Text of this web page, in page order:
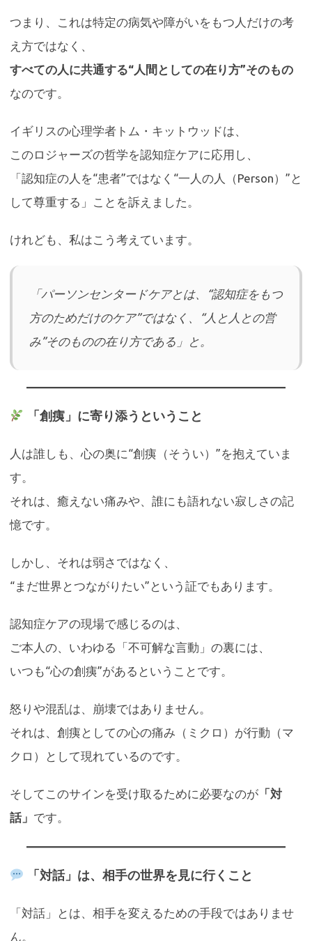
つまり、これは特定の病気や障がいをもつ人だけの考
え方ではなく、
すべての人に共通する“人間としての在り方”そのもの
なのです。
イギリスの心理学者トム・キットウッドは、
このロジャーズの哲学を認知症ケアに応用し、
「認知症の人を“患者”ではなく“一人の人（Person）”と
して尊重する」ことを訴えました。
けれども、私はこう考えています。
「パーソンセンタードケアとは、“認知症をもつ
方のためだけのケア”ではなく、“人と人との営
み”そのものの在り方である」と。
「創痍」に寄り添うということ
人は誰しも、心の奥に“創痍（そうい）”を抱えていま
す。
それは、癒えない痛みや、誰にも語れない寂しさの記
憶です。
しかし、それは弱さではなく、
“まだ世界とつながりたい”という証でもあります。
認知症ケアの現場で感じるのは、
ご本人の、いわゆる「不可解な言動」の裏には、
いつも“心の創痍”があるということです。
怒りや混乱は、崩壊ではありません。
それは、創痍としての心の痛み（ミクロ）が行動（マ
クロ）として現れているのです。
そしてこのサインを受け取るために必要なのが 「対
話」 です。
「対話」は、相手の世界を見に行くこと
「対話」とは、相手を変えるための手段ではありませ
ん。